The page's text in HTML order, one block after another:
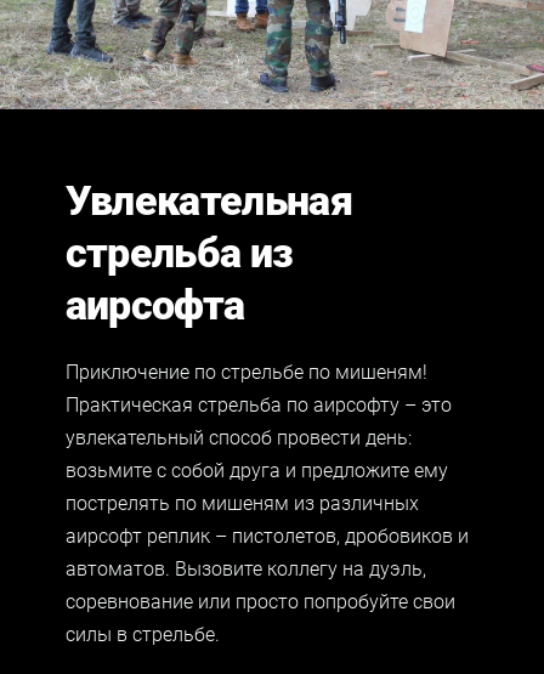
Увлекательная
стрельба из
аирсофта
Приключение по стрельбе по мишеням!
Практическая стрельба по аирсофту – это
увлекательный способ провести день:
возьмите с собой друга и предложите ему
пострелять по мишеням из различных
аирсофтреплик – пистолетов, дробовиков и
автоматов. Вызовите коллегу на дуэль,
соревнование или просто попробуйте свои
силы в стрельбе.